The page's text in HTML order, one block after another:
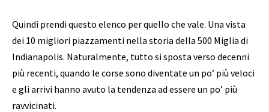
Quindi prendi questo elenco per quello che vale. Una vista
dei 10 migliori piazzamenti nella storia della 500 Miglia di
Indianapolis. Naturalmente, tutto si sposta verso decenni
più recenti, quando le corse sono diventate un po’ più veloci
e gli arrivi hanno avuto la tendenza ad essere un po’ più
ravvicinati.